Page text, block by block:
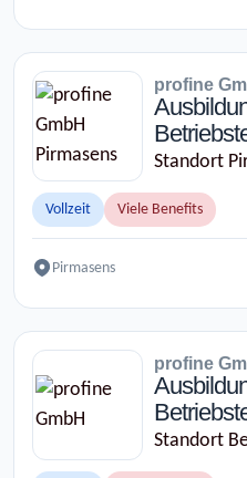
profine
Standort
Vollzeit Viele Benefits
Pirmasens
profine
Standort